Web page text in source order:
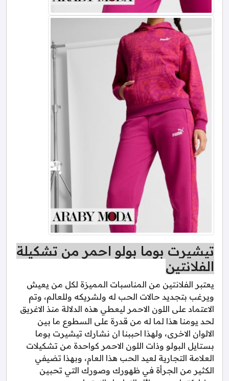
تيشيرت بوما بولو احمر من تشكيلة
الفلانتين
يعتبر الفلانتين من المناسبات المميزة لكل من يعيش
ويرغب بتجديد حالات الحب له ولشريكه وللعالم، وتم
الاعتماد على اللون الاحمر ليعطي هذه الدلالة منذ الاغريق
لحد يومنا هذا لما له من قدرة على السطوع ما بين
الالوان الاخرى، ولهذا احببنا ان نشارك تيشيرت بوما
بستايل البولو وذات اللون الاحمر كواحدة من تشكيلات
العلامة التجارية لعيد الحب هذا العام، وبهذا تضيفي
الكثير من الجرأة في ظهورك وصورك التي تحبين